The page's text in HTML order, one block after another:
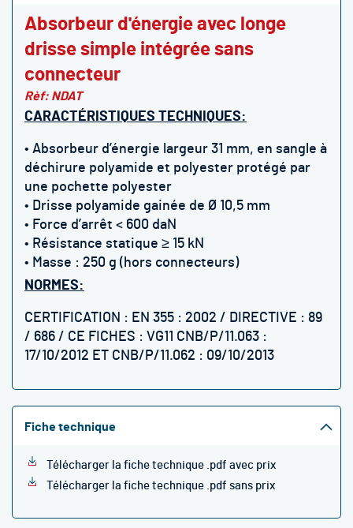
Absorbeur d'énergie avec longe
drisse simple intégrée sans
connecteur
Rèf: NDAT
CARACTÉRISTIQUES TECHNIQUES:
• Absorbeur d’énergie largeur 31 mm, en sangle à
déchirure polyamide et polyester protégé par
une pochette polyester
• Drisse polyamide gainée de Ø 10,5 mm
• Force d’arrêt < 600 daN
• Résistance statique ≥ 15 kN
• Masse : 250 g (hors connecteurs)
NORMES:
CERTIFICATION : EN 355 : 2002 / DIRECTIVE : 89
/ 686 / CE FICHES : VG11 CNB/P/11.063 :
17/10/2012 ET CNB/P/11.062 : 09/10/2013
Fiche technique
Télécharger la fiche technique .pdf avec prix
Télécharger la fiche technique .pdf sans prix